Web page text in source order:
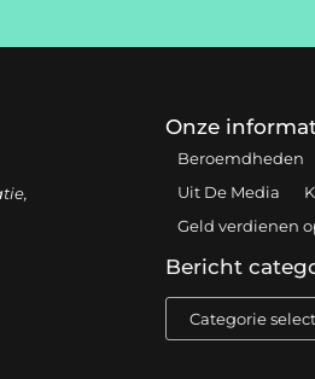
Onze
Beroemdheden
Uit De Media
Geld verdienen
Bericht